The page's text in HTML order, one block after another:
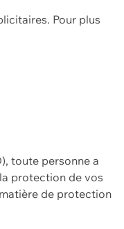
Pour plus
toute personne a
protection de vos
de protection